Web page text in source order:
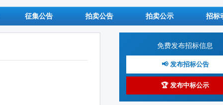
征集公告 拍卖公告 拍卖公示 招标
免费发布招标信息
📢 发布招标公告
🏆 发布中标公示